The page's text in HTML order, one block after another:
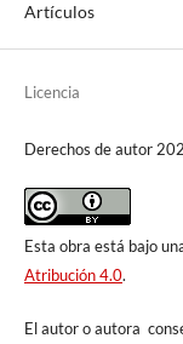
Artículos
Licencia
Derechos de autor
Esta obra está bajo
Atribución 4.0.
El autor o autora